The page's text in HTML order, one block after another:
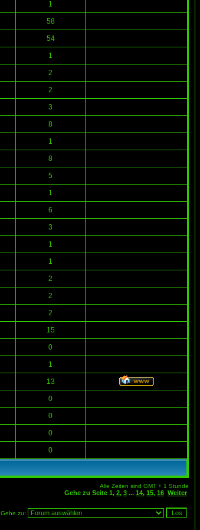
1
58
54
1
2
2
3
8
1
8
5
1
6
3
1
1
2
2
2
15
0
1
13
0
0
0
0
Alle Zeiten sind GMT + 1 Stunde
Gehe zu Seite 1, 2, 3 ... 14, 15, 16 Weiter
Gehe zu: